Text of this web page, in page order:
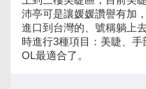
沛亭可是讓媛媛讚譽有加
進口到台灣的、號稱躺上
時進行3種項目：美睫、
OL最適合了。